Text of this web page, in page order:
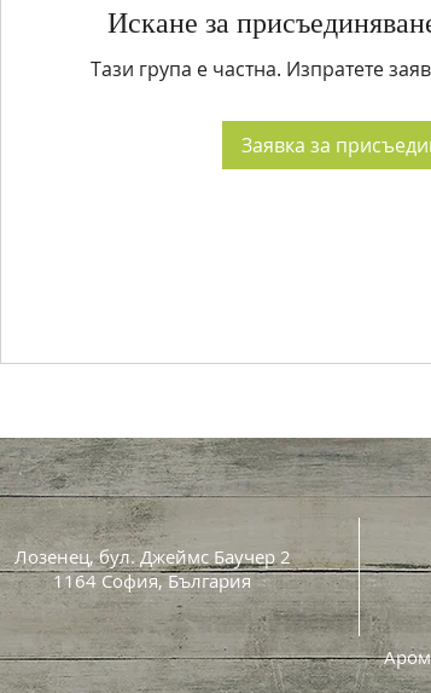
Искане за
Тази група е частна. Изпратете
Заявка за
Лозенец, бул. Джеймс Баучер 2
1164 София, България